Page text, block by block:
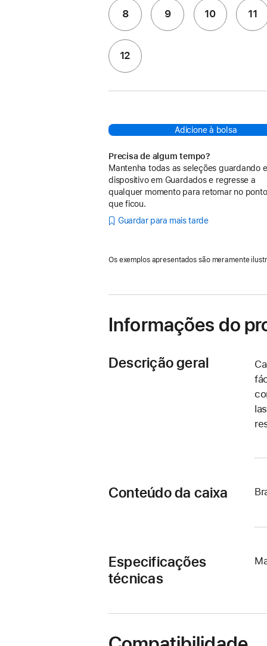
8 9 10 11
12
Adicione à bolsa
Precisa de algum tempo?
Mantenha todas as seleções guardando
dispositivo em Guardados e regresse a
qualquer momento para retomar no
que ficou.
Guardar para mais tarde
Os exemplos apresentados são meramente
Informações do
Descrição geral
Conteúdo da caixa
Especificações
técnicas